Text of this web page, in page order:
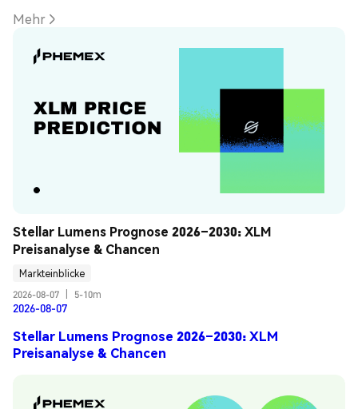
Mehr
Stellar Lumens Prognose 2026–2030: XLM
Preisanalyse & Chancen
Markteinblicke
2026-08-07
5-10m
2026-08-07
Stellar Lumens Prognose 2026–2030: XLM
Preisanalyse & Chancen